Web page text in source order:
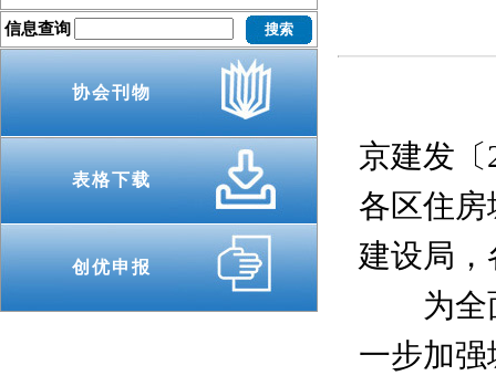
信息查询
协会刊物
表格下载
创优申报
京建发〔
各区住
建设局
为全面
一步加